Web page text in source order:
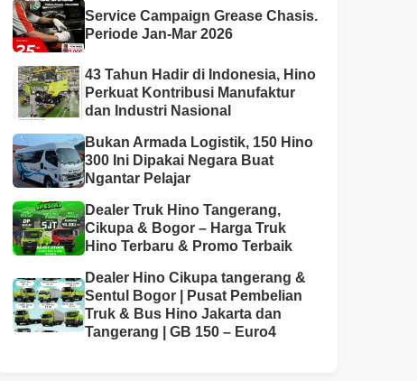
Service Campaign Grease Chasis.
Periode Jan-Mar 2026
43 Tahun Hadir di Indonesia, Hino
Perkuat Kontribusi Manufaktur
dan Industri Nasional
Bukan Armada Logistik, 150 Hino
300 Ini Dipakai Negara Buat
Ngantar Pelajar
Dealer Truk Hino Tangerang,
Cikupa & Bogor – Harga Truk
Hino Terbaru & Promo Terbaik
Dealer Hino Cikupa tangerang &
Sentul Bogor | Pusat Pembelian
Truk & Bus Hino Jakarta dan
Tangerang | GB 150 – Euro4